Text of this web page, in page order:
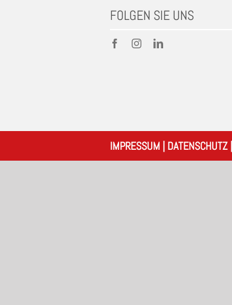
FOLGEN SIE UNS
IMPRESSUM | DATENSCHUTZ|